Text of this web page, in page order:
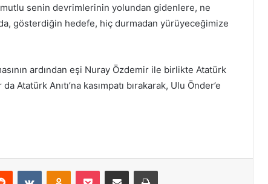
senin devrimlerinin yolundan gidenlere, ne
gösterdiğin hedefe, hiç durmadan yürüyeceğimize
ardından eşi Nuray Özdemir ile birlikte Atatürk
Atatürk Anıtı’na kasımpatı bırakarak, Ulu Önder’e